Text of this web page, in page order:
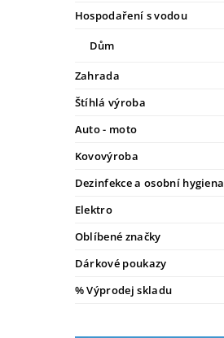
Hospodaření s vodou
Dům
Zahrada
Štíhlá výroba
Auto - moto
Kovovýroba
Dezinfekce a osobní hygiena
Elektro
Oblíbené značky
Dárkové poukazy
% Výprodej skladu